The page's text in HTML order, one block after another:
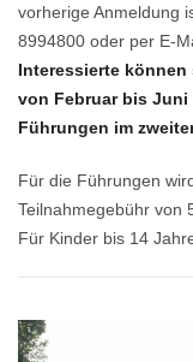
vorherige Anmeldung
8994800 oder per E-
Interessierte
von Februar bis Juni
Führungen im
Für die Führungen
Teilnahmegebühr von
Für Kinder bis 14